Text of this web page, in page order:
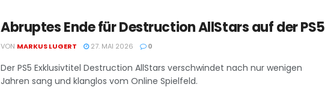
Abruptes Ende für Destruction AllStars auf der PS5
VON MARKUS LUGERT 27. MAI 2026 0
Der PS5 Exklusivtitel Destruction AllStars verschwindet nach nur wenigen
Jahren sang und klanglos vom Online Spielfeld.